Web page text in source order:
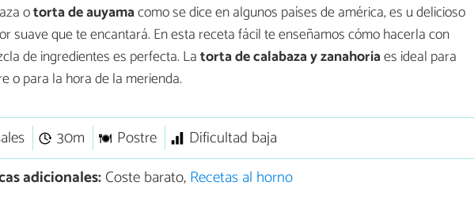
otorta de auyamacomo se dice en algunos países de américa, es u delicioso
suave que te encantará. En esta receta fácil te enseñamos cómo hacerla con
de ingredientes es perfecta. Latorta de calabaza y zanahoriaes ideal para
o para la hora de la merienda.
30m Postre
Dificultad baja
adicionales:Coste barato,Recetas al horno